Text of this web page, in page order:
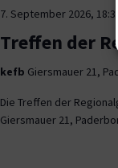
7. September 2026, 18:30
Treffen der
kefb Giersmauer 21,
Die Treffen der
Giersmauer 21,